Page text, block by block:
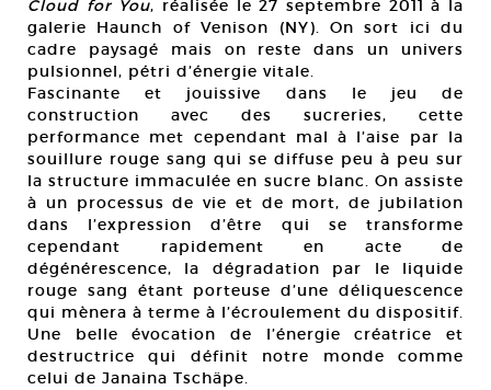
Cloud for You, réalisée le 27 septembre 2011 à la
galerie Haunch of Venison (NY). On sort ici du
cadre paysagé mais on reste dans un univers
pulsionnel, pétri d’énergie vitale.
Fascinante et jouissive dans le jeu de
construction avec des sucreries, cette
performance met cependant mal à l’aise par la
souillure rouge sang qui se diffuse peu à peu sur
la structure immaculée en sucre blanc. On assiste
à un processus de vie et de mort, de jubilation
dans l’expression d’être qui se transforme
cependant rapidement en acte de
dégénérescence, la dégradation par le liquide
rouge sang étant porteuse d’une déliquescence
qui mènera à terme à l’écroulement du dispositif.
Une belle évocation de l’énergie créatrice et
destructrice qui définit notre monde comme
celui de Janaina Tschäpe.